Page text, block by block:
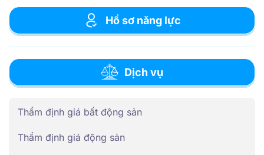
Hồ sơ năng lực
Dịch vụ
Thẩm định giá bất động sản
Thẩm định giá động sản